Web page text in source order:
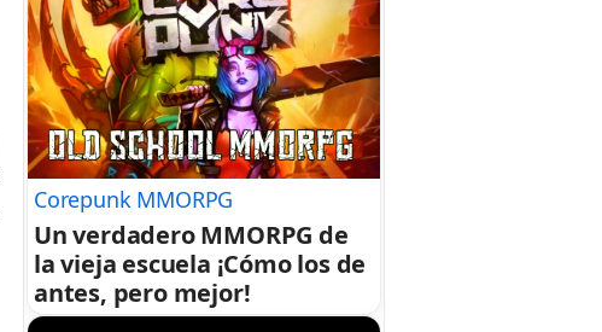
Corepunk MMORPG
Un verdadero MMORPG de
la vieja escuela ¡Cómo los de
antes, pero mejor!